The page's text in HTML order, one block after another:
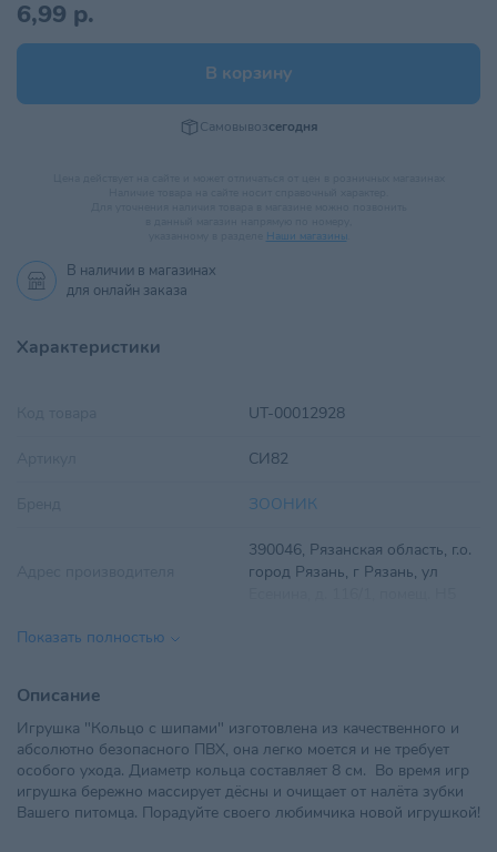
6,99 р.
В корзину
Самовывозсегодня
Наши магазины.
В наличии в магазинах
для онлайн заказа
Характеристики
UT-00012928
СИ82
ЗООНИК
390046, Рязанская область, г.о.
город Рязань, г Рязань, ул
Материал ПВХ
Параметры 80*80*20
Поставщик Компания Орис ООО
Показать полностью
Описание
Игрушка "Кольцо с шипами" изготовлена из качественного и
абсолютно безопасного ПВХ, она легко моется и не требует
особого ухода. Диаметр кольца составляет 8 см. Во время игр
игрушка бережно массирует дёсны и очищает от налёта зубки
Вашего питомца. Порадуйте своего любимчика новой игрушкой!